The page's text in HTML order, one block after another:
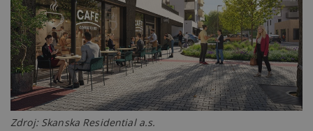
Zdroj: Skanska Residential a.s.